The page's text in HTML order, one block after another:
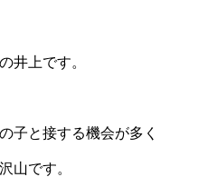
井上です。
子と接する機会が多く
山です。